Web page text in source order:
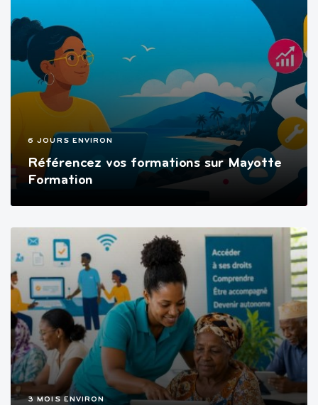
6 JOURS ENVIRON
Référencez vos formations sur Mayotte
Formation
3 MOIS ENVIRON